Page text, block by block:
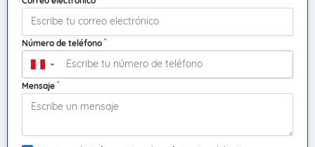
Número de teléfono *
▼
Mensaje *